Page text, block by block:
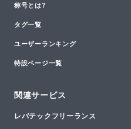
称号とは?
タグ一覧
ユーザーランキング
特設ページ一覧
関連サービス
レバテックフリーランス